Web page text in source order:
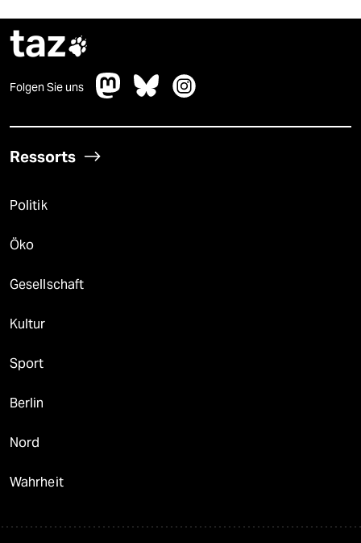
taz
Folgen Sie uns
Ressorts
Politik
Öko
Gesellschaft
Kultur
Sport
Berlin
Nord
Wahrheit